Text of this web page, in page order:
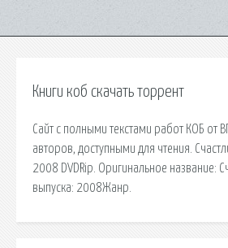
Книги коб скачать торрент
Сайт с полными текстами работ КОБ от
авторов, доступными для чтения.
2008 DVDRip. Оригинальное название:
выпуска: 2008Жанр.